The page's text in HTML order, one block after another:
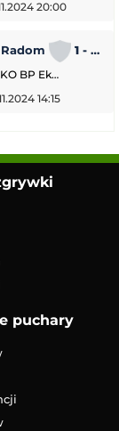
20:00
Radom 1 - 2
BP Ekstraklasa
14:15
puchary